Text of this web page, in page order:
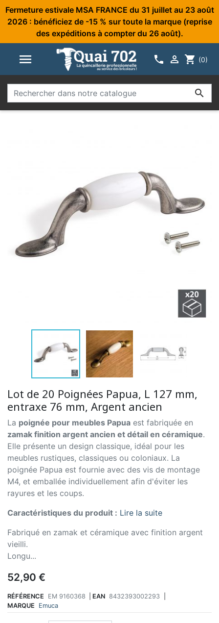
Fermeture estivale MSA FRANCE du 31 juillet au 23 août
2026 : bénéficiez de -15 % sur toute la marque (reprise
des expéditions à compter du 26 août).
   shopping_cart (0)

Lot de 20 Poignées Papua, L 127 mm,
entraxe 76 mm, Argent ancien
La poignée pour meubles Papua est fabriquée en
zamak finition argent ancien et détail en céramique.
Elle présente un design classique, idéal pour les
meubles rustiques, classiques ou coloniaux. La
poignée Papua est fournie avec des vis de montage
M4, et emballée individuellement afin d'éviter les
rayures et les coups.
Caractéristiques du produit : Lire la suite
Fabriqué en zamak et céramique avec finition argent
vieilli.
Longu...
52,90 €
RÉFÉRENCE EM 9160368 EAN 8432393002293
MARQUE
Emuca